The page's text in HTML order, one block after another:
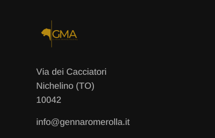
Via dei Cacciatori
Nichelino (TO)
10042
info@gennaromerolla.it